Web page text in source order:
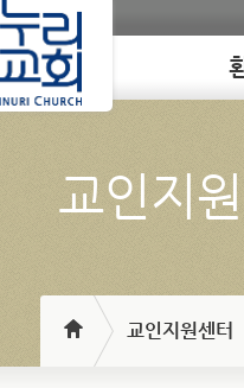
Loading
교인지
교인지원센터